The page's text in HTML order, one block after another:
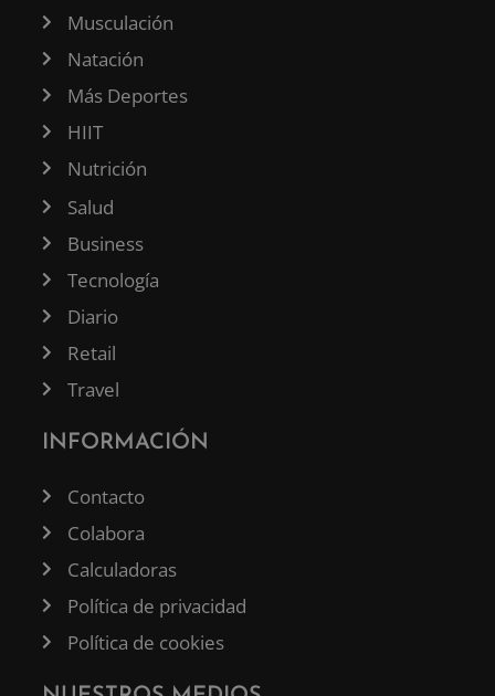
Musculación
Natación
Más Deportes
HIIT
Nutrición
Salud
Business
Tecnología
Diario
Retail
Travel
INFORMACIÓN
Contacto
Colabora
Calculadoras
Política de privacidad
Política de cookies